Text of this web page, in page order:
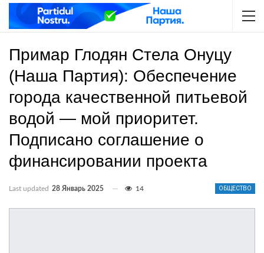
Примар Глодян Стела Онуцу
(Наша Партия): Обеспечение
города качественной питьевой
водой — мой приоритет.
Подписано соглашение о
финансировании проекта
ОБЩЕСТВО
Last updated 28 Январь 2025 14